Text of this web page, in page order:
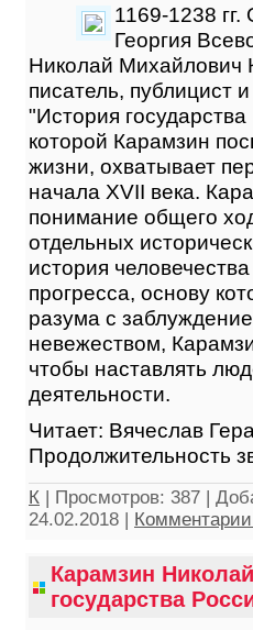
1169-1238 гг.
Георгия
Николай Михайлович
писатель, публицист
"История
которой Карамзин
жизни, охватывает
начала XVII века.
понимание общего
отдельных
история
прогресса, основу
разума с
невежеством,
чтобы наставлять
деятельности.
Читает: Вячеслав
Продолжительность
К | Просмотров: 387 |
24.02.2018 |
Карамзин
государства